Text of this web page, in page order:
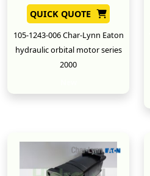
QUICK QUOTE
105-1243-006 Char-Lynn Eaton
hydraulic orbital motor series
2000